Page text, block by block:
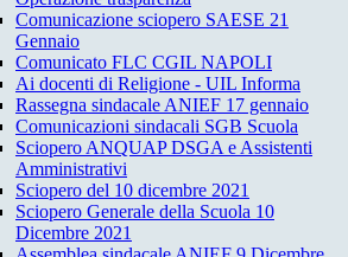
Comunicazione sciopero SAESE 21
Gennaio
Comunicato FLC CGIL NAPOLI
Ai docenti di Religione - UIL Informa
Rassegna sindacale ANIEF 17 gennaio
Comunicazioni sindacali SGB Scuola
Sciopero ANQUAP DSGA e Assistenti
Amministrativi
Sciopero del 10 dicembre 2021
Sciopero Generale della Scuola 10
Dicembre 2021